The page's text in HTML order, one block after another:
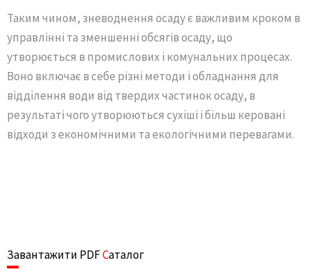
Таким чином, зневоднення осаду є важливим кроком в
управлінні та зменшенні обсягів осаду, що
утворюється в промислових і комунальних процесах.
Воно включає в себе різні методи і обладнання для
відділення води від твердих частинок осаду, в
результаті чого утворюються сухіші і більш керовані
відходи з економічними та екологічними перевагами.
Завантажити PDFCаталог